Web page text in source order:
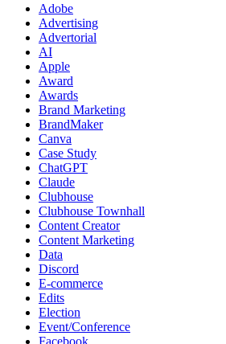
Adobe
Advertising
Advertorial
AI
Apple
Award
Awards
Brand Marketing
BrandMaker
Canva
Case Study
ChatGPT
Claude
Clubhouse
Clubhouse Townhall
Content Creator
Content Marketing
Data
Discord
E-commerce
Edits
Election
Event/Conference
Facebook